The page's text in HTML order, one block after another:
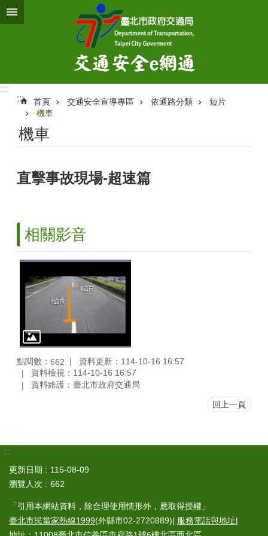
跳到主要內容區塊
:::
:::
首頁 交通安全宣導專區 依通路分類
短片
機車
機車
直擊事故現場-超速篇
相關影音
點閱數： 662
資料更新：114-10-16 16:57
資料檢視：114-10-16 16:57
資料維護：臺北市政府交通局
回上一頁
:::
更新日期
115-08-09
瀏覽人次
662
「引用本網站資料，除合理使用情形外，應取得授權」
臺北市民當家熱線1999(外縣市02-2720889)| 服務電話與地址|